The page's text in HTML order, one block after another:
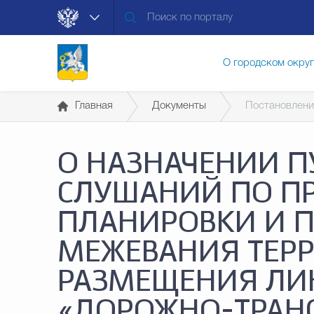
О городском
Муниципальные
Общественная
Открытые данные
Главная Документы
О НАЗНАЧЕНИИ
СЛУШАНИЙ ПО
ПЛАНИРОВКИ И
МЕЖЕВАНИЯ
РАЗМЕЩЕНИЯ